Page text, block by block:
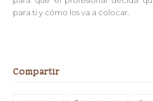
para ti y cómo los va a colocar.
Compartir